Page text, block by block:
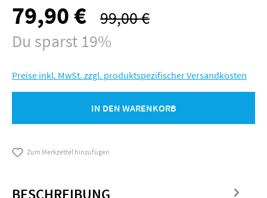
Verkaufspreis:
79,90 € Regulärer Preis:
99,00 €
Du sparst 19%
Preise inkl. MwSt. zzgl. produktspezifischer Versandkosten
IN DEN WARENKORB
Zum Merkzettel hinzufügen
BESCHREIBUNG